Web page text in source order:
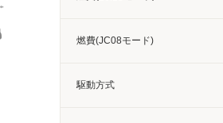
燃費(JC08モード)
駆動方式